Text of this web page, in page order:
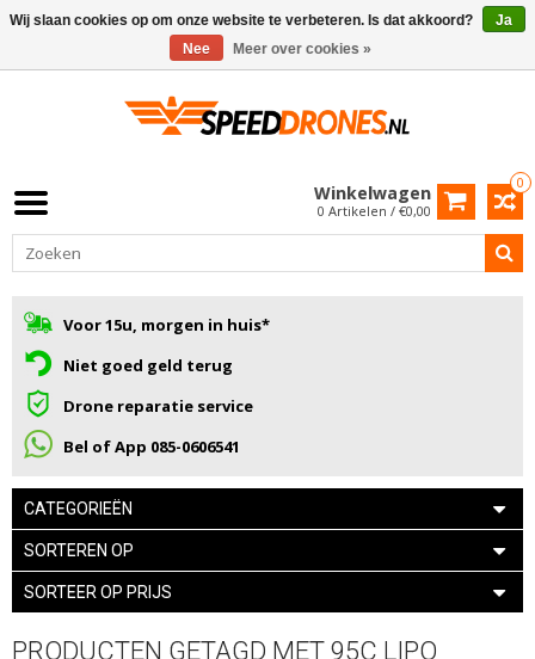
0
Winkelwagen
0 Artikelen / €0,00
Voor 15u, morgen in huis*
Niet goed geld terug
Drone reparatie service
Bel of App 085-0606541
CATEGORIEËN
SORTEREN OP
SORTEER OP PRIJS
PRODUCTEN GETAGD MET 95C LIPO
Wij slaan cookies op om onze website te verbeteren. Is dat akkoord?
Ja
Nee
Meer over cookies »